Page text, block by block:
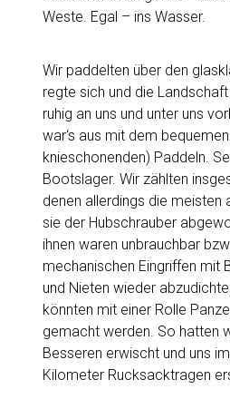
Weste. Egal – ins Wasser.
Wir paddelten über den
regte sich und die
ruhig an uns und unter uns
war‘s aus mit dem
knieschonenden) Paddeln.
Bootslager. Wir zählten
denen allerdings die meisten
sie der Hubschrauber
ihnen waren unbrauchbar
mechanischen Eingriffen mit
und Nieten wieder
könnten mit einer Rolle
gemacht werden. So hatten
Besseren erwischt und uns
Kilometer Rucksacktragen